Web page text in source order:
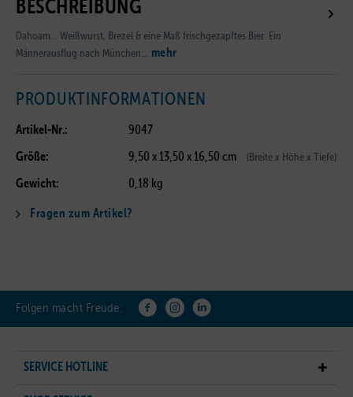
BESCHREIBUNG
Dahoam... Weißwurst, Brezel & eine Maß frischgezapftes Bier. Ein
Männerausflug nach München... mehr
PRODUKTINFORMATIONEN
Artikel-Nr.: 9047
Größe: 9,50 x 13,50 x 16,50 cm (Breite x Höhe x Tiefe)
Gewicht: 0,18 kg
Fragen zum Artikel?
Folgen macht Freude:
SERVICE HOTLINE